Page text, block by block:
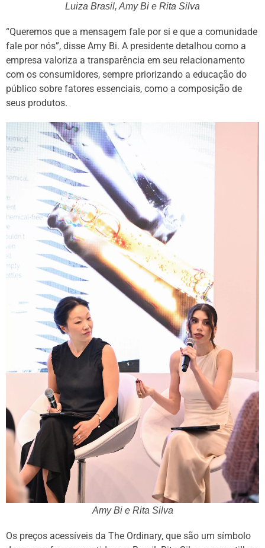
Luiza Brasil, Amy Bi e Rita Silva
“Queremos que a mensagem fale por si e que a comunidade
fale por nós”, disse Amy Bi. A presidente detalhou como a
empresa valoriza a transparência em seu relacionamento
com os consumidores, sempre priorizando a educação do
público sobre fatores essenciais, como a composição de
seus produtos.
Amy Bi e Rita Silva
Os preços acessíveis da The Ordinary, que são um símbolo